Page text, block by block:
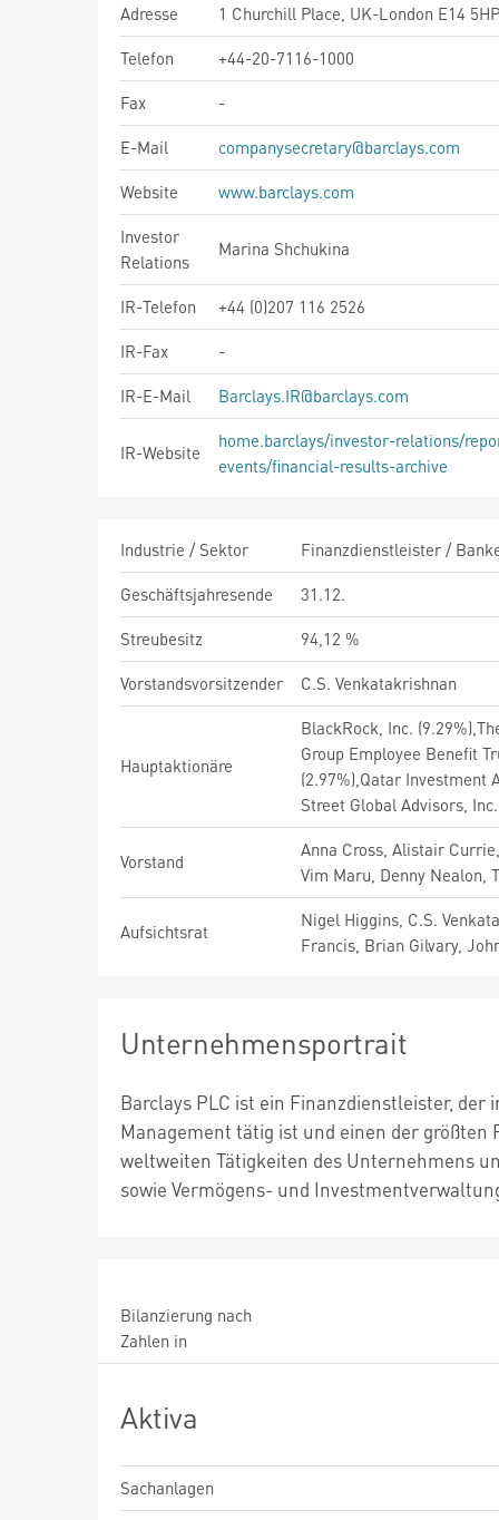
Adresse
1 Churchill Place, UK-London E14 5HP
Telefon
+44-20-7116-1000
Fax
-
E-Mail
companysecretary@barclays.com
Website
www.barclays.com
Investor
Relations
Marina Shchukina
IR-Telefon
+44 (0)207 116 2526
IR-Fax
-
IR-E-Mail
Barclays.IR@barclays.com
IR-Website
home.barclays/investor-relations/
events/financial-results-archive
Industrie / Sektor
Finanzdienstleister /
Geschäftsjahresende
31.12.
Streubesitz
94,12 %
Vorstandsvorsitzender
C.S. Venkatakrishnan
Hauptaktionäre
BlackRock, Inc.
Group Employee Benefit
(2.97%),Qatar Investment
Street Global Advisors,
Vorstand
Anna Cross, Alistair
Vim Maru, Denny Nealon,
Aufsichtsrat
Nigel Higgins, C.S.
Francis, Brian Gilvary,
Unternehmensportrait
Barclays PLC ist ein Finanzdienstleister,
Management tätig ist und einen der
weltweiten Tätigkeiten des Unternehmens
sowie Vermögens- und
Bilanzierung nach
Zahlen in
Aktiva
Sachanlagen